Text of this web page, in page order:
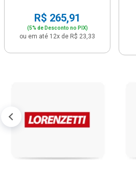
R$ 265,91
(5% de Desconto no PIX)
ou em até 12x de R$ 23,33